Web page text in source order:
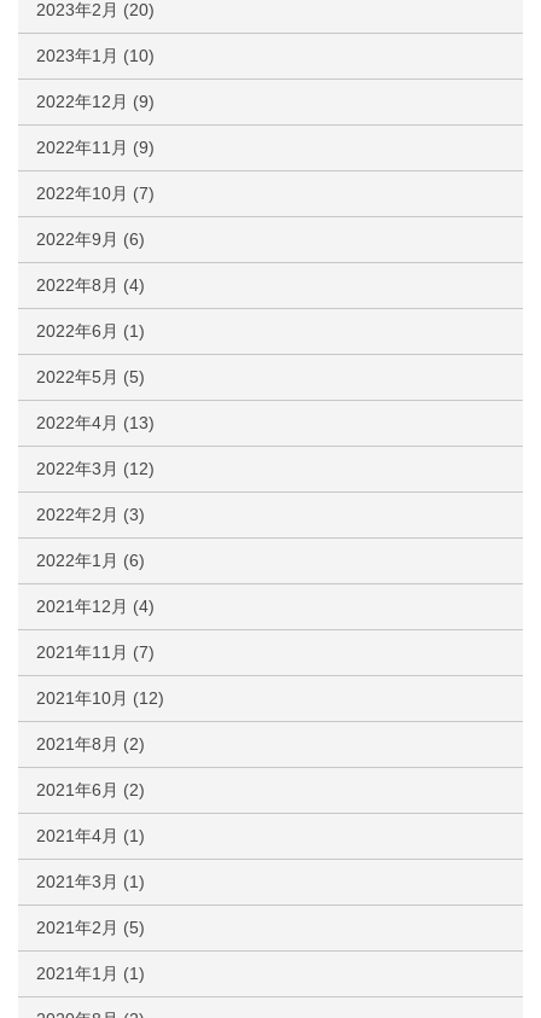
2023年2月 (20)
2023年1月 (10)
2022年12月 (9)
2022年11月 (9)
2022年10月 (7)
2022年9月 (6)
2022年8月 (4)
2022年6月 (1)
2022年5月 (5)
2022年4月 (13)
2022年3月 (12)
2022年2月 (3)
2022年1月 (6)
2021年12月 (4)
2021年11月 (7)
2021年10月 (12)
2021年8月 (2)
2021年6月 (2)
2021年4月 (1)
2021年3月 (1)
2021年2月 (5)
2021年1月 (1)